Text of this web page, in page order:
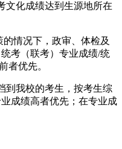
文化成绩达到生源地所在
情况下，政审、体检及
考（联考）专业成绩/统
者优先。
到我校的考生，按考生综
成绩高者优先；在专业成